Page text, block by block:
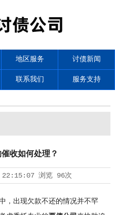
地区服务 讨债新闻
联系我们 服务支持
收如何处理？
22:15:07浏览 96次
出现欠款不还的情况并不罕